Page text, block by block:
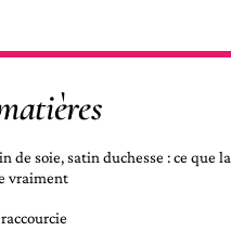
de soie, satin duchesse : ce que la
vraiment